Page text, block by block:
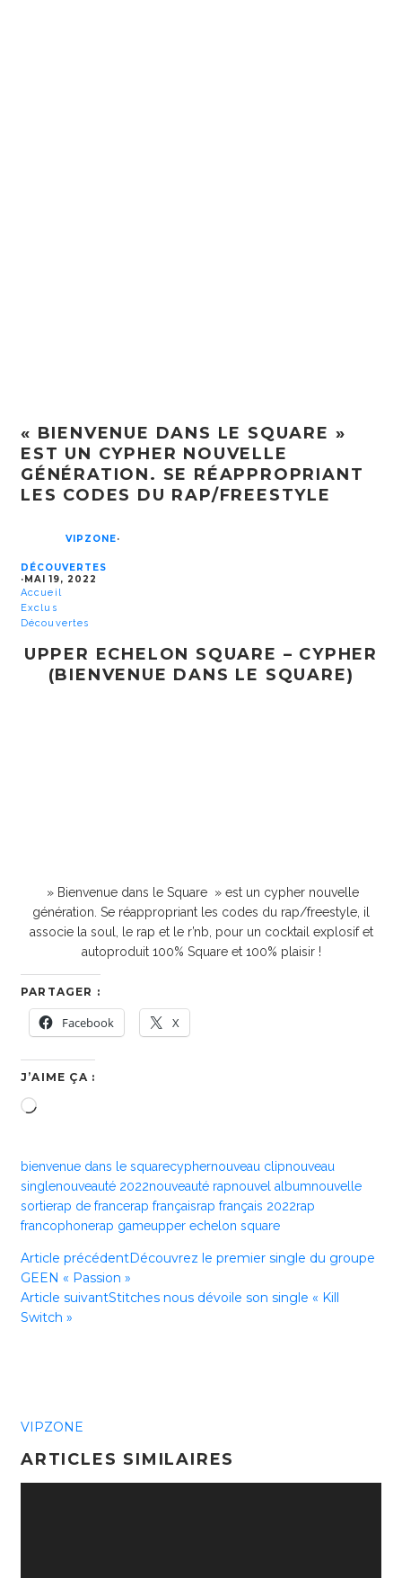
« BIENVENUE DANS LE SQUARE »
EST UN CYPHER NOUVELLE
GÉNÉRATION. SE RÉAPPROPRIANT
LES CODES DU RAP/FREESTYLE
VIPZONE·
DÉCOUVERTES
·MAI 19, 2022
Accueil
Exclus
Découvertes
UPPER ECHELON SQUARE – CYPHER
(BIENVENUE DANS LE SQUARE)
» Bienvenue dans le Square » est un cypher nouvelle
génération. Se réappropriant les codes du rap/freestyle, il
associe la soul, le rap et le r’nb, pour un cocktail explosif et
autoproduit 100% Square et 100% plaisir !
PARTAGER :
Facebook X
J’AIME ÇA :
Chargement…
bienvenue dans le squarecyphernouveau clipnouveau
singlenouveauté 2022nouveauté rapnouvel albumnouvelle
sortierap de francerap françaisrap français 2022rap
francophonerap gameupper echelon square
Article précédentDécouvrez le premier single du groupe
GEEN « Passion »
Article suivantStitches nous dévoile son single « Kill
Switch »
VIPZONE
ARTICLES SIMILAIRES